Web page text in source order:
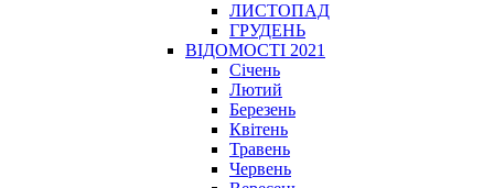
ЛИСТОПАД
ГРУДЕНЬ
ВІДОМОСТІ 2021
Січень
Лютий
Березень
Квітень
Травень
Червень